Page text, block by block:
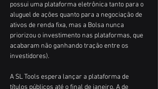
possui uma plataforma eletrônica tanto para o
aluguel de ações quanto para a negociação de
ativos de renda fixa, mas a Bolsa nunca
priorizou o investimento nas plataformas, que
acabaram não ganhando tração entre os
investidores).
A SL Tools espera lançar a plataforma de
títulos públicos até o final de janeiro. A de